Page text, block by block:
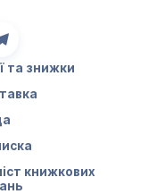
та знижки
книжкових